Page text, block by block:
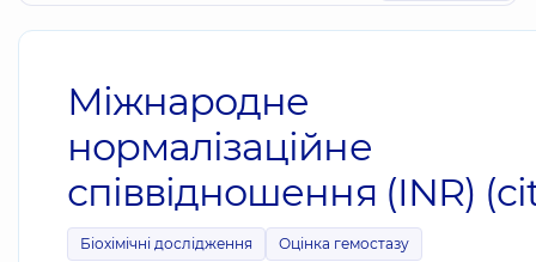
Міжнародне
нормалізаційне
співвідношення (INR)
Біохімічні дослідження Оцінка гемостазу